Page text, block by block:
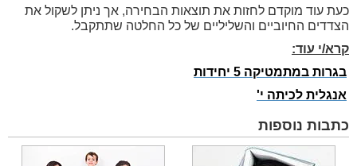
כעת עוד מוקדם לחזות את תוצאות הבחירה, אך ניתן לשקול את
הצדדים החיוביים והשליליים של כל החלטה שתתקבל.
קרא/י עוד:
בגרות במתמטיקה 5 יחידות
אנגלית לכיתה י'
כתבות נוספות